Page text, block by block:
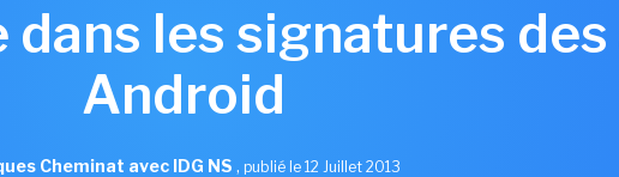
les signatures des
Android
Cheminat avec IDG NS , publié le 12 Juillet 2013